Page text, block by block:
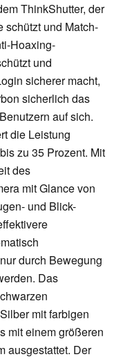
ThinkShutter, der
schützt und Match-
Hoaxing-
und
sicherer macht,
sicherlich das
auf sich.
die Leistung
zu 35 Prozent. Mit
des
mit Glance von
und Blick-
durch Bewegung
Das
mit farbigen
mit einem größeren
ausgestattet. Der